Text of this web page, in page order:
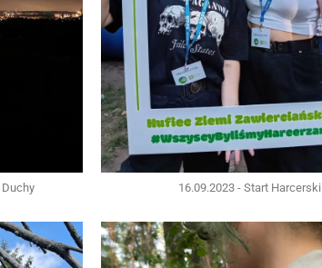
Duchy 16.09.2023 - Start Harcerski